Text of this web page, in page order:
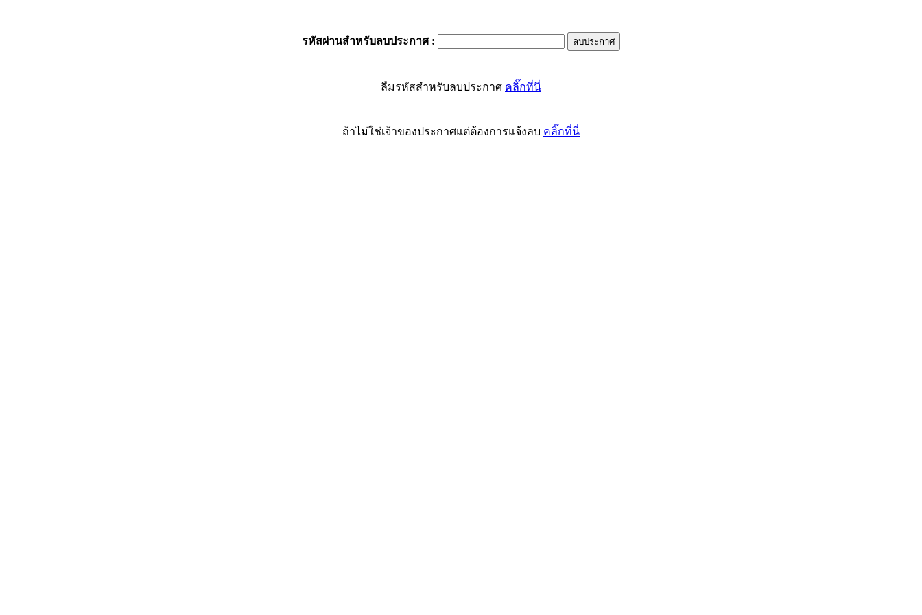
รหัสผ่านสำหรับลบประกาศ:
ลืมรหัสสำหรับลบประกาศ คลิ๊กที่นี่
ถ้าไม่ใช่เจ้าของประกาศแต่ต้องการแจ้งลบ คลิ๊กที่นี่